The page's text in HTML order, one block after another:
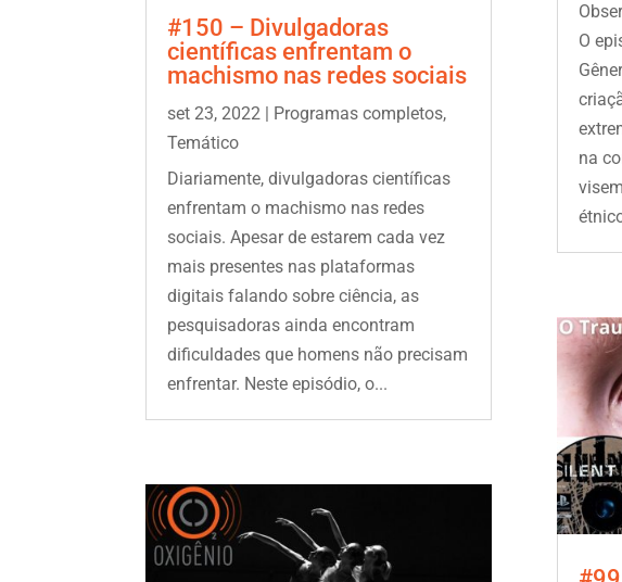
#150 – Divulgadoras
científicas enfrentam o
machismo nas redes sociais
set 23, 2022 | Programas completos,
Temático
Diariamente, divulgadoras científicas
enfrentam o machismo nas redes
sociais. Apesar de estarem cada vez
mais presentes nas plataformas
digitais falando sobre ciência, as
pesquisadoras ainda encontram
dificuldades que homens não precisam
enfrentar. Neste episódio, o...
O
na